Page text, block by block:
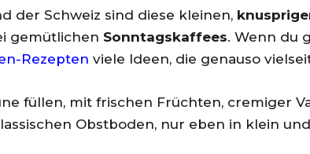
der Schweiz sind diese kleinen,
gemütlichen Sonntagskaffees. Wenn du
Rezepten viele Ideen, die genauso
füllen, mit frischen Früchten, cremiger
Obstboden, nur eben in klein